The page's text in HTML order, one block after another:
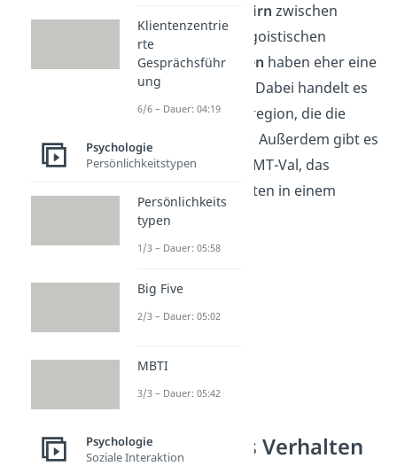
Unterschied im Gehirn zwischen
altruistischen und egoistischen
Menschen:Altruisten haben eher eine
größere
. Dabei handelt es
sich um eine Gehirnregion, die die
Emotionen reguliert. Außerdem gibt es
einGen, namens COMT-Val, das
altruistisches Verhalten in einem
Menschen
Altruistisches Verhalten
Klientenzentrie
rte
Gesprächsführ
ung
6/6 – Dauer: 04:19
Psychologie
Persönlichkeitstypen
Persönlichkeits
typen
1/3 – Dauer: 05:58
Big Five
2/3 – Dauer: 05:02
MBTI
3/3 – Dauer: 05:42
Psychologie
Soziale Interaktion